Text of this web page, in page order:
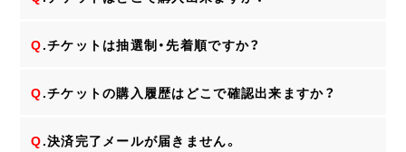
Q.チケットは抽選制・先着順ですか？
Q.チケットの購入履歴はどこで確認出来ますか？
Q.決済完了メールが届きません。